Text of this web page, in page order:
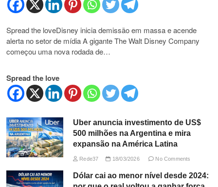
Spread the loveDisney inicia demissão em massa e acende
alerta no setor de mídia A gigante The Walt Disney Company
começou uma nova rodada de…
Spread the love
Uber anuncia investimento de US$
500 milhões na Argentina e mira
expansão na América Latina
Rede37 18/03/2026 No Comments
Dólar cai ao menor nível desde 2024: